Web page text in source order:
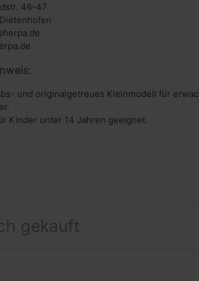
46-47
und originalgetreues Kleinmodell für
Kinder unter 14 Jahren geeignet.
gekauft